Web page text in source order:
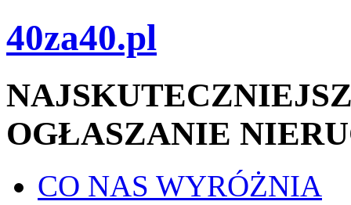
40za40.pl
OGŁASZANIE
CO NAS WYRÓŻNIA